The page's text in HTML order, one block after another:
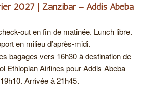
2027 | Zanzibar – Addis Abeba
out en fin de matinée. Lunch libre.
en milieu d’après-midi.
bagages vers 16h30 à destination de
Ethiopian Airlines pour Addis Abeba
Arrivée à 21h45.